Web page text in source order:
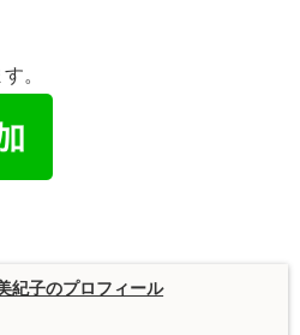
。
紀子のプロフィール